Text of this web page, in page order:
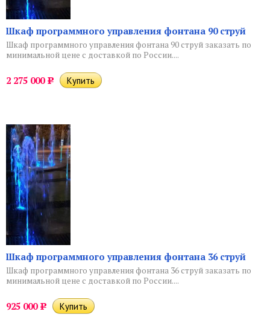
Шкаф программного управления фонтана 90 струй
Шкаф программного управления фонтана 90 струй заказать по
минимальной цене с доставкой по России....
2 275 000 Р
Шкаф программного управления фонтана 36 струй
Шкаф программного управления фонтана 36 струй заказать по
минимальной цене с доставкой по России....
925 000 Р